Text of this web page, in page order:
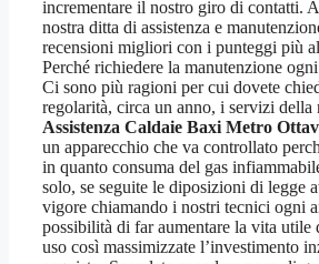
incrementare il nostro giro di contatti.
nostra ditta di assistenza e
recensioni migliori con i punteggi più
Perché richiedere la manutenzione
Ci sono più ragioni per cui dovete
regolarità, circa un anno, i servizi della
Assistenza Caldaie Baxi Metro
un apparecchio che va controllato
in quanto consuma del gas
solo, se seguite le diposizioni di legge
vigore chiamando i nostri tecnici ogni
possibilità di far aumentare la vita utile
uso così massimizzate l’investimento